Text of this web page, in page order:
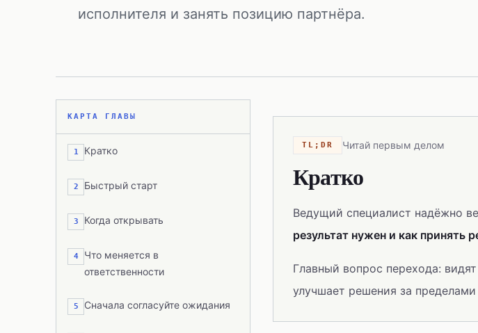
исполнителя и занять позицию партнёра.
КАРТА ГЛАВЫ
1 Кратко
2 Быстрый старт
3 Когда открывать
4
Что меняется в
ответственности
5 Сначала согласуйте ожидания
TL;DR Читай первым делом
Кратко
Ведущий специалист надёжно
результат нужен и как принять
Главный вопрос перехода:
улучшает решения за